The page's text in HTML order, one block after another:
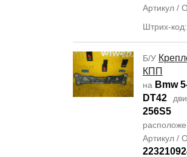
Артикул /
Штрих-
Б/У
КПП
на Bmw
DT42
256S5
Артикул /